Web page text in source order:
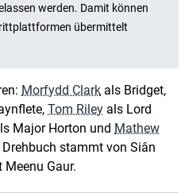
Morfydd Clark als Bridget,
Tom Riley als Lord
Major Horton und Mathew
stammt von Siân
Meenu Gaur.